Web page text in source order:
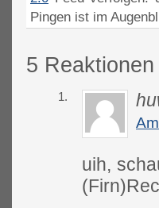
Pingen ist im
5
1.
uih,